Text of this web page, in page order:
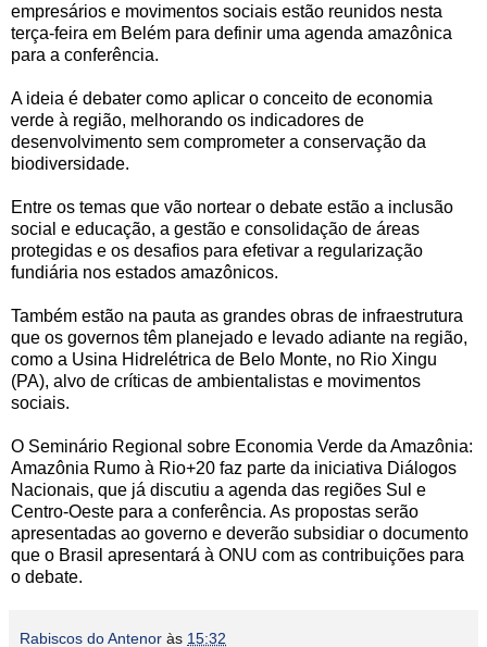
empresários e movimentos sociais estão reunidos nesta
terça-feira em Belém para definir uma agenda amazônica
para a conferência.
A ideia é debater como aplicar o conceito de economia
verde à região, melhorando os indicadores de
desenvolvimento sem comprometer a conservação da
biodiversidade.
Entre os temas que vão nortear o debate estão a inclusão
social e educação, a gestão e consolidação de áreas
protegidas e os desafios para efetivar a regularização
fundiária nos estados amazônicos.
Também estão na pauta as grandes obras de infraestrutura
que os governos têm planejado e levado adiante na região,
como a Usina Hidrelétrica de Belo Monte, no Rio Xingu
(PA), alvo de críticas de ambientalistas e movimentos
sociais.
O Seminário Regional sobre Economia Verde da Amazônia:
Amazônia Rumo à Rio+20 faz parte da iniciativa Diálogos
Nacionais, que já discutiu a agenda das regiões Sul e
Centro-Oeste para a conferência. As propostas serão
apresentadas ao governo e deverão subsidiar o documento
que o Brasil apresentará à ONU com as contribuições para
o debate.
Rabiscos do Antenor às 15:32